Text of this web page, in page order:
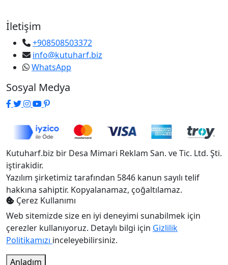
İletişim
+908508503372
info@kutuharf.biz
WhatsApp
Sosyal Medya
Kutuharf.biz bir Desa Mimari Reklam San. ve Tic. Ltd. Şti.
iştirakidir.
Yazılım şirketimiz tarafından 5846 kanun sayılı telif
hakkına sahiptir. Kopyalanamaz, çoğaltılamaz.
Çerez Kullanımı
Web sitemizde size en iyi deneyimi sunabilmek için
çerezler kullanıyoruz. Detaylı bilgi için Gizlilik
Politikamızı inceleyebilirsiniz.
Anladım